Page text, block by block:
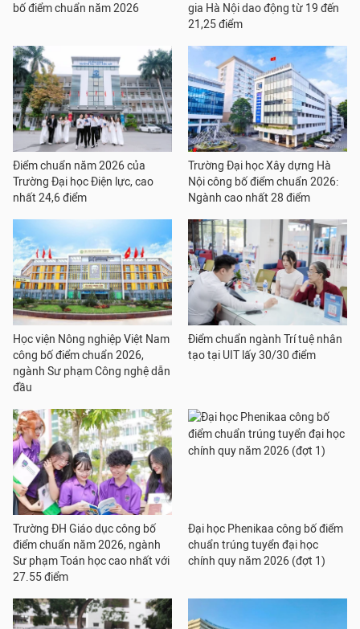
bố điểm chuẩn năm 2026
gia Hà Nội dao động từ 19 đến
21,25 điểm
Điểm chuẩn năm 2026 của
Trường Đại học Điện lực, cao
nhất 24,6 điểm
Trường Đại học Xây dựng Hà
Nội công bố điểm chuẩn 2026:
Ngành cao nhất 28 điểm
Học viện Nông nghiệp Việt Nam
công bố điểm chuẩn 2026,
ngành Sư phạm Công nghệ dẫn
đầu
Điểm chuẩn ngành Trí tuệ nhân
tạo tại UIT lấy 30/30 điểm
Trường ĐH Giáo dục công bố
điểm chuẩn năm 2026, ngành
Sư phạm Toán học cao nhất với
27.55 điểm
Đại học Phenikaa công bố điểm
chuẩn trúng tuyển đại học
chính quy năm 2026 (đợt 1)